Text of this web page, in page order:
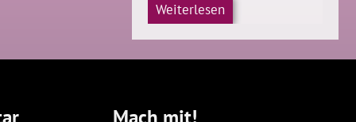
Weiterlesen
Mach mit!